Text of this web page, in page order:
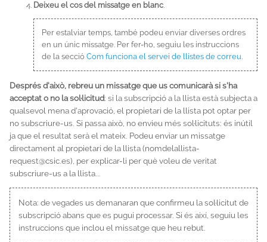
Deixeu el cos del missatge en blanc.
Per estalviar temps, també podeu enviar diverses ordres
en un únic missatge. Per fer-ho, seguiu les instruccions
de la secció Com funciona el servei de llistes de correu.
Després d'això, rebreu un missatge que us comunicarà si s'ha
acceptat o no la sol·licitud: si la subscripció a la llista està subjecta a
qualsevol mena d'aprovació, el propietari de la llista pot optar per
no subscriure-us. Si passa això, no envieu més sol·licituts: és inútil
ja que el resultat serà el mateix. Podeu enviar un missatge
directament al propietari de la llista (nomdelallista-
request@csic.es), per explicar-li per què voleu de veritat
subscriure-us a la llista...
Nota: de vegades us demanaran que confirmeu la sol·licitut de
subscripció abans que es pugui processar. Si és així, seguiu les
instruccions que inclou el missatge que heu rebut.